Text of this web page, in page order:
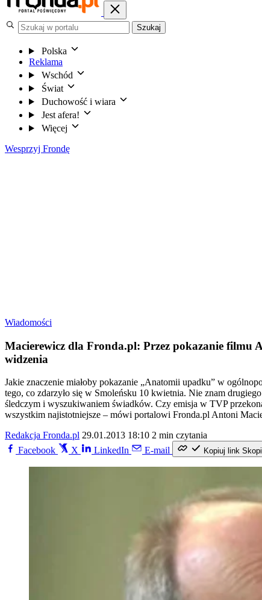
Szukaj
Polska
Reklama
Wschód
Świat
Duchowość i wiara
Jest afera!
Więcej
Wesprzyj Frondę
Wiadomości
Macierewicz dla Fronda.pl: Przez pokazanie filmu
widzenia
Jakie znaczenie miałoby pokazanie „Anatomii upadku” w
tego, co zdarzyło się w Smoleńsku 10 kwietnia. Nie znam
śledczym i wyszukiwaniem świadków. Czy emisja w TVP
wszystkim najistotniejsze – mówi portalowi Fronda.pl Antoni
Redakcja Fronda.pl 29.01.2013 18:10 2 min czytania
Facebook
X LinkedIn E-mail Kopiuj link